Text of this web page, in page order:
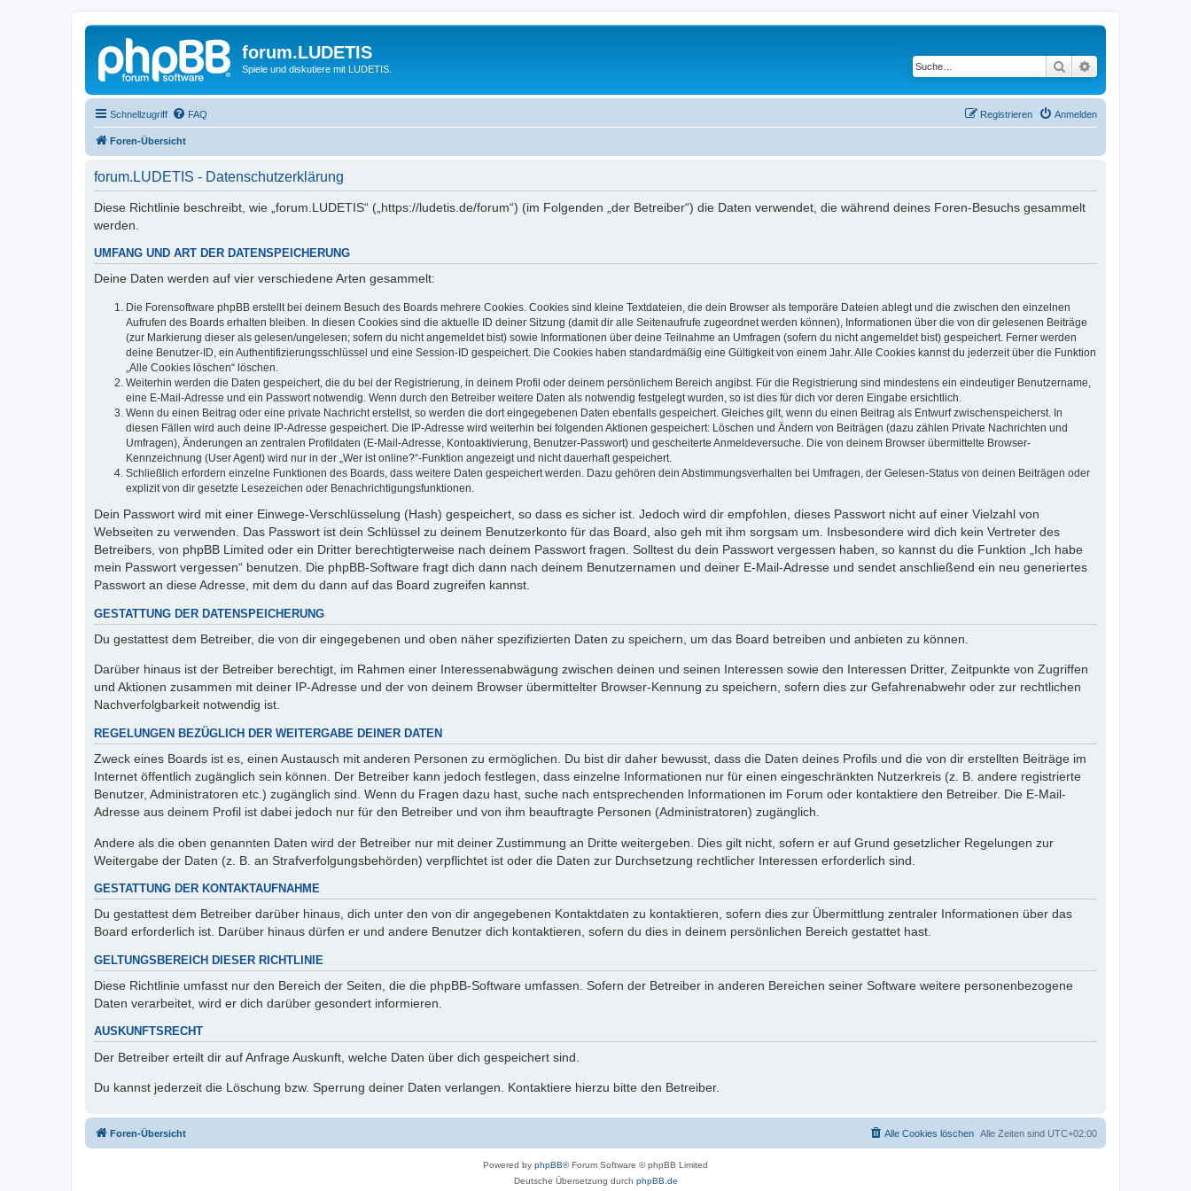
forum.LUDETIS
Spiele und diskutiere mit LUDETIS. Suche
Schnellzugriff FAQ Anmelden
Registrieren
Foren-Übersicht
forum.LUDETIS - Datenschutzerklärung
Diese Richtlinie beschreibt, wie „forum.LUDETIS“ („https://ludetis.de/forum“) (im Folgenden „der Betreiber“) die Daten verwendet, die während deines Foren-Besuchs gesammelt
werden.
UMFANG UND ART DER DATENSPEICHERUNG
Deine Daten werden auf vier verschiedene Arten gesammelt:
Die Forensoftware phpBB erstellt bei deinem Besuch des Boards mehrere Cookies. Cookies sind kleine Textdateien, die dein Browser als temporäre Dateien ablegt und die zwischen den einzelnen
Aufrufen des Boards erhalten bleiben. In diesen Cookies sind die aktuelle ID deiner Sitzung (damit dir alle Seitenaufrufe zugeordnet werden können), Informationen über die von dir gelesenen Beiträge
(zur Markierung dieser als gelesen/ungelesen; sofern du nicht angemeldet bist) sowie Informationen über deine Teilnahme an Umfragen (sofern du nicht angemeldet bist) gespeichert. Ferner werden
deine Benutzer-ID, ein Authentifizierungsschlüssel und eine Session-ID gespeichert. Die Cookies haben standardmäßig eine Gültigkeit von einem Jahr. Alle Cookies kannst du jederzeit über die Funktion
„Alle Cookies löschen“ löschen.
Weiterhin werden die Daten gespeichert, die du bei der Registrierung, in deinem Profil oder deinem persönlichem Bereich angibst. Für die Registrierung sind mindestens ein eindeutiger Benutzername,
eine E-Mail-Adresse und ein Passwort notwendig. Wenn durch den Betreiber weitere Daten als notwendig festgelegt wurden, so ist dies für dich vor deren Eingabe ersichtlich.
Wenn du einen Beitrag oder eine private Nachricht erstellst, so werden die dort eingegebenen Daten ebenfalls gespeichert. Gleiches gilt, wenn du einen Beitrag als Entwurf zwischenspeicherst. In
diesen Fällen wird auch deine IP-Adresse gespeichert. Die IP-Adresse wird weiterhin bei folgenden Aktionen gespeichert: Löschen und Ändern von Beiträgen (dazu zählen Private Nachrichten und
Umfragen), Änderungen an zentralen Profildaten (E-Mail-Adresse, Kontoaktivierung, Benutzer-Passwort) und gescheiterte Anmeldeversuche. Die von deinem Browser übermittelte Browser-
Kennzeichnung (User Agent) wird nur in der „Wer ist online?“-Funktion angezeigt und nicht dauerhaft gespeichert.
Schließlich erfordern einzelne Funktionen des Boards, dass weitere Daten gespeichert werden. Dazu gehören dein Abstimmungsverhalten bei Umfragen, der Gelesen-Status von deinen Beiträgen oder
explizit von dir gesetzte Lesezeichen oder Benachrichtigungsfunktionen.
Dein Passwort wird mit einer Einwege-Verschlüsselung (Hash) gespeichert, so dass es sicher ist. Jedoch wird dir empfohlen, dieses Passwort nicht auf einer Vielzahl von
Webseiten zu verwenden. Das Passwort ist dein Schlüssel zu deinem Benutzerkonto für das Board, also geh mit ihm sorgsam um. Insbesondere wird dich kein Vertreter des
Betreibers, von phpBB Limited oder ein Dritter berechtigterweise nach deinem Passwort fragen. Solltest du dein Passwort vergessen haben, so kannst du die Funktion „Ich habe
mein Passwort vergessen“ benutzen. Die phpBB-Software fragt dich dann nach deinem Benutzernamen und deiner E-Mail-Adresse und sendet anschließend ein neu generiertes
Passwort an diese Adresse, mit dem du dann auf das Board zugreifen kannst.
GESTATTUNG DER DATENSPEICHERUNG
Du gestattest dem Betreiber, die von dir eingegebenen und oben näher spezifizierten Daten zu speichern, um das Board betreiben und anbieten zu können.
Darüber hinaus ist der Betreiber berechtigt, im Rahmen einer Interessenabwägung zwischen deinen und seinen Interessen sowie den Interessen Dritter, Zeitpunkte von Zugriffen
und Aktionen zusammen mit deiner IP-Adresse und der von deinem Browser übermittelter Browser-Kennung zu speichern, sofern dies zur Gefahrenabwehr oder zur rechtlichen
Nachverfolgbarkeit notwendig ist.
REGELUNGEN BEZÜGLICH DER WEITERGABE DEINER DATEN
Zweck eines Boards ist es, einen Austausch mit anderen Personen zu ermöglichen. Du bist dir daher bewusst, dass die Daten deines Profils und die von dir erstellten Beiträge im
Internet öffentlich zugänglich sein können. Der Betreiber kann jedoch festlegen, dass einzelne Informationen nur für einen eingeschränkten Nutzerkreis (z. B. andere registrierte
Benutzer, Administratoren etc.) zugänglich sind. Wenn du Fragen dazu hast, suche nach entsprechenden Informationen im Forum oder kontaktiere den Betreiber. Die E-Mail-
Adresse aus deinem Profil ist dabei jedoch nur für den Betreiber und von ihm beauftragte Personen (Administratoren) zugänglich.
Andere als die oben genannten Daten wird der Betreiber nur mit deiner Zustimmung an Dritte weitergeben. Dies gilt nicht, sofern er auf Grund gesetzlicher Regelungen zur
Weitergabe der Daten (z. B. an Strafverfolgungsbehörden) verpflichtet ist oder die Daten zur Durchsetzung rechtlicher Interessen erforderlich sind.
GESTATTUNG DER KONTAKTAUFNAHME
Du gestattest dem Betreiber darüber hinaus, dich unter den von dir angegebenen Kontaktdaten zu kontaktieren, sofern dies zur Übermittlung zentraler Informationen über das
Board erforderlich ist. Darüber hinaus dürfen er und andere Benutzer dich kontaktieren, sofern du dies in deinem persönlichen Bereich gestattet hast.
GELTUNGSBEREICH DIESER RICHTLINIE
Diese Richtlinie umfasst nur den Bereich der Seiten, die die phpBB-Software umfassen. Sofern der Betreiber in anderen Bereichen seiner Software weitere personenbezogene
Daten verarbeitet, wird er dich darüber gesondert informieren.
AUSKUNFTSRECHT
Der Betreiber erteilt dir auf Anfrage Auskunft, welche Daten über dich gespeichert sind.
Du kannst jederzeit die Löschung bzw. Sperrung deiner Daten verlangen. Kontaktiere hierzu bitte den Betreiber.
Foren-Übersicht Alle Zeiten sind UTC+02:00
Alle Cookies löschen
Powered by phpBB® Forum Software © phpBB Limited
Deutsche Übersetzung durch phpBB.de